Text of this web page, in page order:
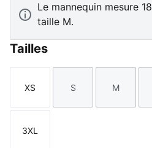
Le mannequin mesure
taille M.
Tailles
Taille
XS
Taille
S
Taille
M
Taille
3XL